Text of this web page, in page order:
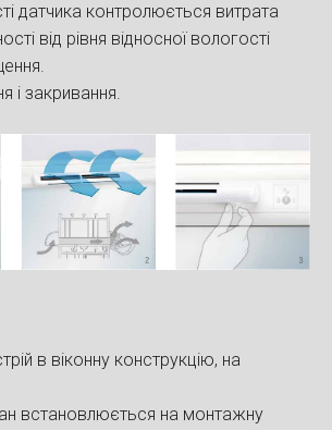
датчика контролюється витрата
від рівня відносної вологості
і закривання.
в віконну конструкцію, на
встановлюється на монтажну